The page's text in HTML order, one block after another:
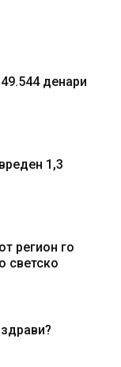
денари
1,3
регион го
светско